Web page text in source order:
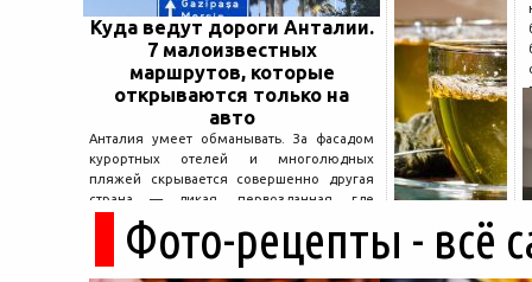
Куда ведут дороги Анталии.
7 малоизвестных
маршрутов, которые
открываются только на
авто
Анталия умеет обманывать. За фасадом
курортных отелей и многолюдных
пляжей скрывается совершенно другая
страна — дикая, первозданная, где
древние руины дремлют в тени кедров, а
горные дороги ведут к местам, о которых
не расскажет ни один автобусный гид....
Фото-рецепты - всё